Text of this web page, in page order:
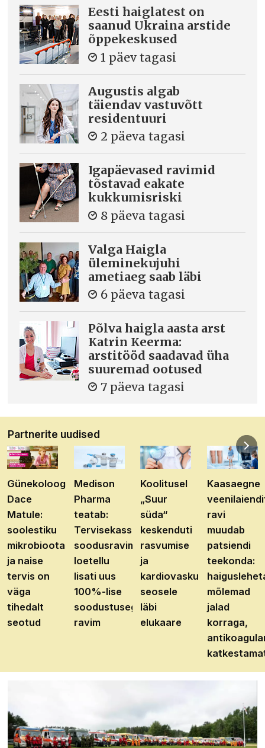
Eesti haiglatest on
saanud Ukraina arstide
õppekeskused
1 päev tagasi
Augustis algab
täiendav vastuvõtt
residentuuri
2 päeva tagasi
Igapäevased ravimid
tõstavad eakate
kukkumisriski
8 päeva tagasi
Valga Haigla
üleminekujuhi
ametiaeg saab läbi
6 päeva tagasi
Põlva haigla aasta arst
Katrin Keerma:
arstitööd saadavad üha
suuremad ootused
7 päeva tagasi
Partnerite uudised
Günekoloog
Dace
Matule:
soolestiku
mikrobioota
ja naise
tervis on
väga
tihedalt
seotud
Medison
Pharma
teatab:
Tervisekassa
soodusravimite
loetellu
lisati uus
100%-lise
soodustusega
ravim
Koolitusel
„Suur
süda“
keskenduti
rasvumise
ja
kardiovaskulaarhaiguste
seosele
läbi
elukaare
Kaasaegne
ravi
muudab
patsiendi
teekonda:
mõlemad
jalad
korraga,